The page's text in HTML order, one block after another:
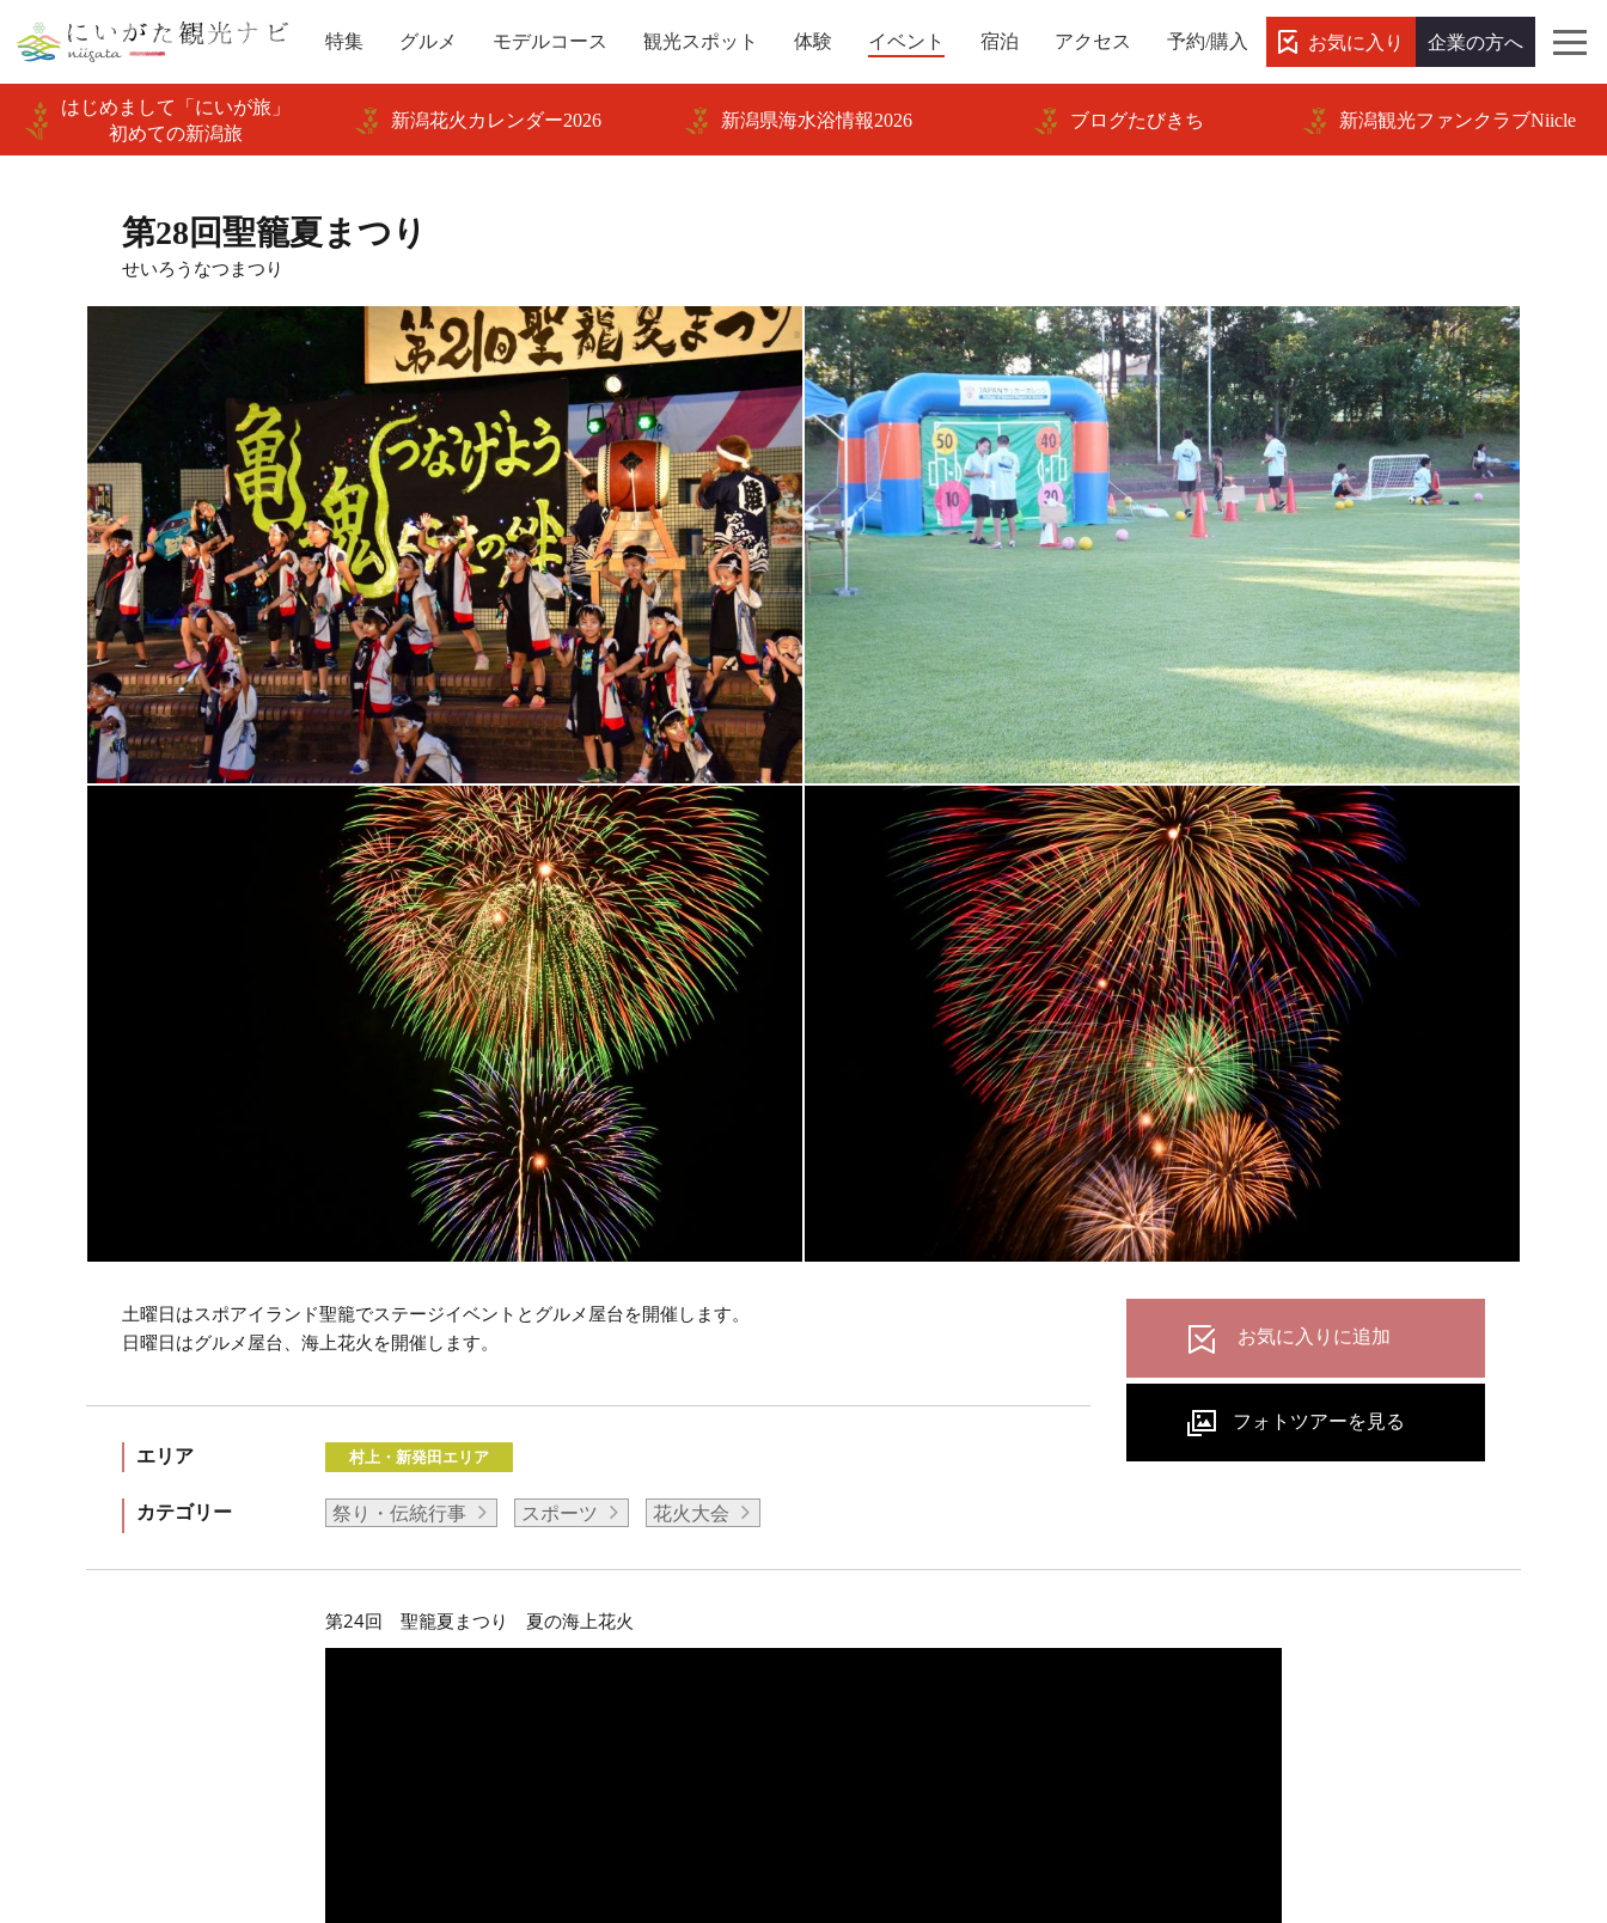
特集 グルメ モデルコース 観光スポット 体験 イベント 宿泊 アクセス 予約/購入 お気に入り 企業の方へ
はじめまして「にいが旅」
初めての新潟旅
新潟花火カレンダー2026 新潟県海水浴情報2026 ブログたびきち 新潟観光ファンクラブNiicle
第28回聖籠夏まつり
せいろうなつまつり
土曜日はスポアイランド聖籠でステージイベントとグルメ屋台を開催します。
日曜日はグルメ屋台、海上花火を開催します。
エリア 村上・新発田エリア
カテゴリー 祭り・伝統行事 スポーツ 花火大会
第24回 聖籠夏まつり 夏の海上花火